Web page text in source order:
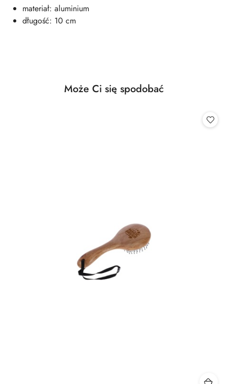
materiał: aluminium
długość: 10 cm
Pomiń karuzelę produktów
Produkty
Może Ci się spodobać